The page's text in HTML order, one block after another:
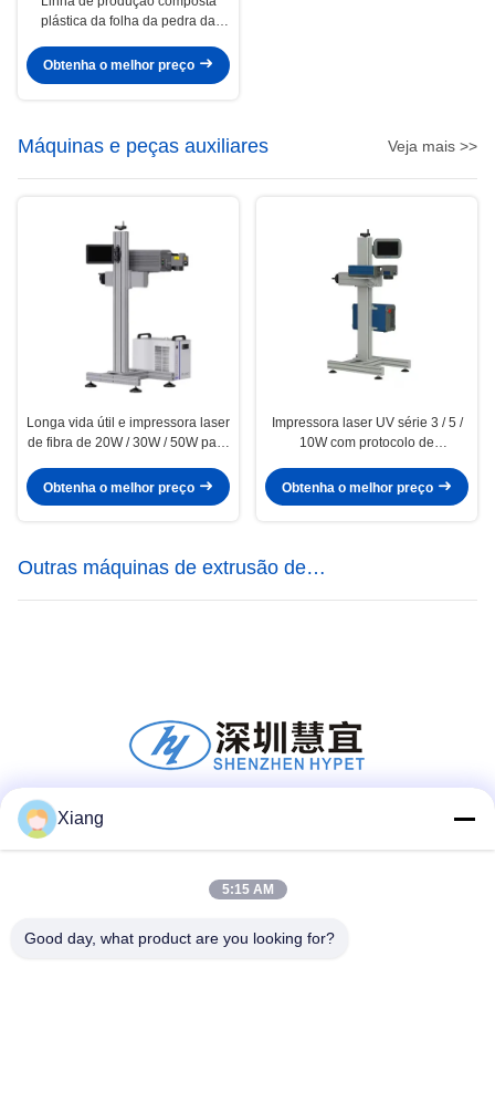
plástica da folha da pedra da
do revestimento do SPC
Obtenha o melhor preço
Máquinas e peças auxiliares Veja mais >>
Longa vida útil e impressora laser
de fibra de 20W / 30W / 50W para
Obtenha o melhor preço
Impressora laser UV série 3 / 5 /
10W com protocolo de
Obtenha o melhor preço
Outras máquinas de extrusão de
plásticos
Contato Rápido
Xiang
5:15 AM
Good day, what product are you looking for?